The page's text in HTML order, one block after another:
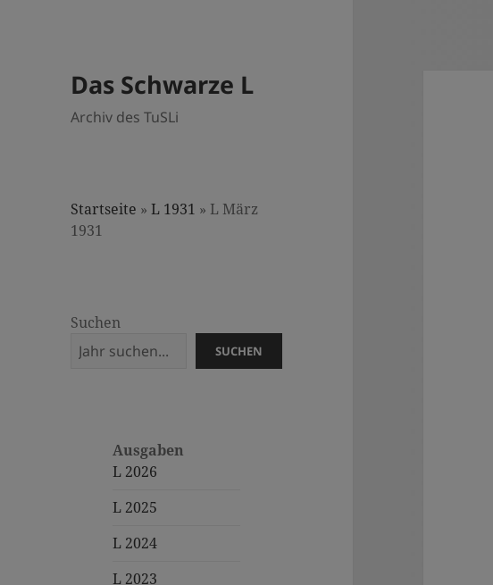
Das Schwarze L
Archiv des TuSLi
Startseite »L 1931 » L März
1931
Suchen
SUCHEN
Ausgaben
L 2026
L 2025
L 2024
L 2023